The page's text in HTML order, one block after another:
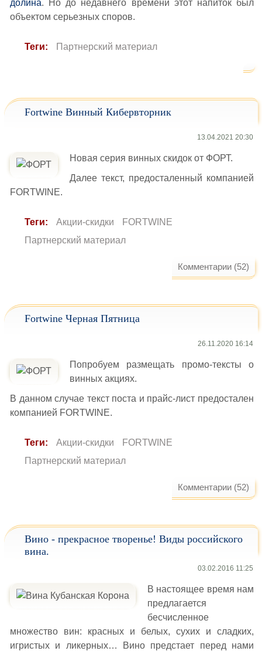
долина. Но до недавнего времени этот напиток был
объектом серьезных споров.
Теги: Партнерский материал
Fortwine Винный Кибервторник
13.04.2021 20:30
Новая серия винных скидок от ФОРТ.
Далее текст, предосталенный компанией
FORTWINE.
Теги: Акции-скидки
FORTWINE
Партнерский материал
Комментарии (52)
Fortwine Черная Пятница
26.11.2020 16:14
Попробуем размещать промо-тексты о
винных акциях.
В данном случае текст поста и прайс-лист предостален
компанией FORTWINE.
Теги: Акции-скидки
FORTWINE
Партнерский материал
Комментарии (52)
Вино - прекрасное творенье! Виды российского
вина.
03.02.2016 11:25
В настоящее время нам
предлагается
бесчисленное
множество вин: красных и белых, сухих и сладких,
игристых и ликерных… Вино предстает перед нами